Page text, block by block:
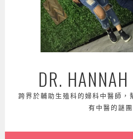
DR.
跨界於輔助生殖科的婦科中醫師，
有中醫的謎團